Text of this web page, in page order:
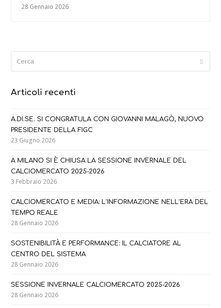
28 Gennaio 2026
Submit
Articoli recenti
A.DI.SE. SI CONGRATULA CON GIOVANNI MALAGÒ, NUOVO
PRESIDENTE DELLA FIGC
23 Giugno 2026
A MILANO SI È CHIUSA LA SESSIONE INVERNALE DEL
CALCIOMERCATO 2025-2026
3 Febbraio 2026
CALCIOMERCATO E MEDIA: L’INFORMAZIONE NELL’ERA DEL
TEMPO REALE
28 Gennaio 2026
SOSTENIBILITÀ E PERFORMANCE: IL CALCIATORE AL
CENTRO DEL SISTEMA
28 Gennaio 2026
SESSIONE INVERNALE CALCIOMERCATO 2025-2026
28 Gennaio 2026